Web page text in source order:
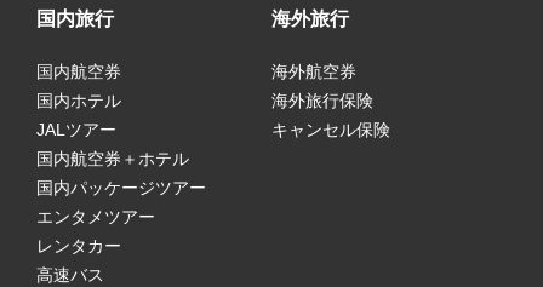
国内旅行
国内航空券
国内ホテル
JALツアー
国内航空券＋ホテル
国内パッケージツアー
エンタメツアー
レンタカー
高速バス
海外旅行
海外航空券
海外旅行保険
キャンセル保険